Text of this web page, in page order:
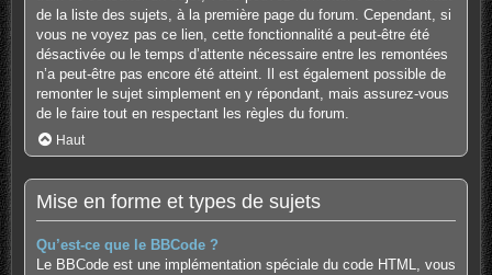
de la liste des sujets, à la première page du forum. Cependant, si
vous ne voyez pas ce lien, cette fonctionnalité a peut-être été
désactivée ou le temps d’attente nécessaire entre les remontées
n’a peut-être pas encore été atteint. Il est également possible de
remonter le sujet simplement en y répondant, mais assurez-vous
de le faire tout en respectant les règles du forum.
Haut
Mise en forme et types de sujets
Qu’est-ce que le BBCode ?
Le BBCode est une implémentation spéciale du code HTML, vous